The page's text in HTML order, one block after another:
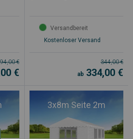
€
€
Versandbereit
Kostenloser Versand
344,00€
ab 334,00 €
3x8m Seite 2m